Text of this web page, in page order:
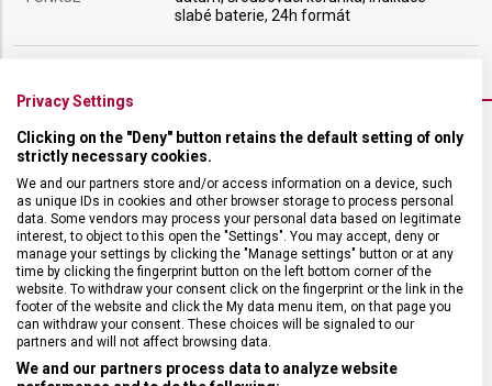
slabé baterie, 24h formát
VELIKOST
POUZDRO 43 mm
TLOUŠŤKA 12 mm
Privacy Settings
Clicking on the "Deny" button retains the default setting of only
strictly necessary cookies.
We and our partners store and/or access information on a device, such
as unique IDs in cookies and other browser storage to process personal
data. Some vendors may process your personal data based on legitimate
interest, to object to this open the "Settings". You may accept, deny or
manage your settings by clicking the "Manage settings" button or at any
time by clicking the fingerprint button on the left bottom corner of the
website. To withdraw your consent click on the fingerprint or the link in the
footer of the website and click the My data menu item, on that page you
can withdraw your consent. These choices will be signaled to our
partners and will not affect browsing data.
We and our partners process data to analyze website